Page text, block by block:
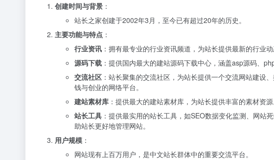
创建时间与背景 ：
站长之家创建于2002年3月，至今已有超过20年的历史。
主要功能与特点 ：
行业资讯 ：拥有最专业的行业资讯频道，为站长提供最新的行业动
源码下载 ：提供国内最大的建站源码下载中心，涵盖asp源码、
交流社区 ：站长聚集的交流社区，为站长提供一个交流网站建设
钱与创业的网络平台。
建站素材库 ：提供最大的建站素材库，为站长提供丰富的素材资源
站长工具 ：提供最实用的站长工具，如SEO数据变化监测、网
助站长更好地管理网站。
用户规模 ：
网站现有上百万用户，是中文站长群体中的重要交流平台。